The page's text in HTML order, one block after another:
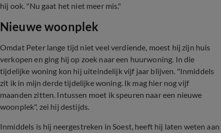
hij ook. "Nu gaat het niet meer mis."
Nieuwe woonplek
Omdat Peter lange tijd niet veel verdiende, moest hij zijn huis
verkopen en ging hij op zoek naar een huurwoning. In die
tijdelijke woning kon hij uiteindelijk vijf jaar blijven. "Inmiddels
zit ik in mijn derde tijdelijke woning. Ik mag hier nog vijf
maanden zitten. Intussen moet ik speuren naar een nieuwe
woonplek", zei hij destijds.
Inmiddels is hij neergestreken in Soest, heeft hij laten weten aan